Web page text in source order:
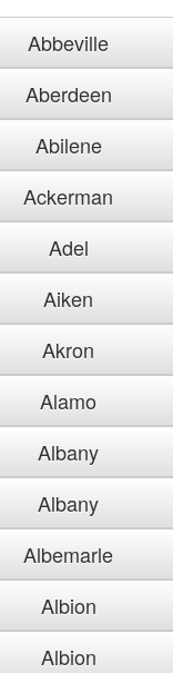
Abbeville
Aberdeen
Abilene
Ackerman
Adel
Aiken
Akron
Alamo
Albany
Albany
Albemarle
Albion
Albion